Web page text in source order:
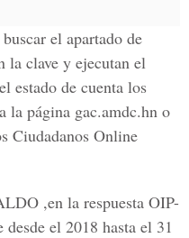
el apartado de
la clave y ejecutan el
estado de cuenta los
la página gac.amdc.hn o
Ciudadanos Online
,en la respuesta OIP-
el 2018 hasta el 31